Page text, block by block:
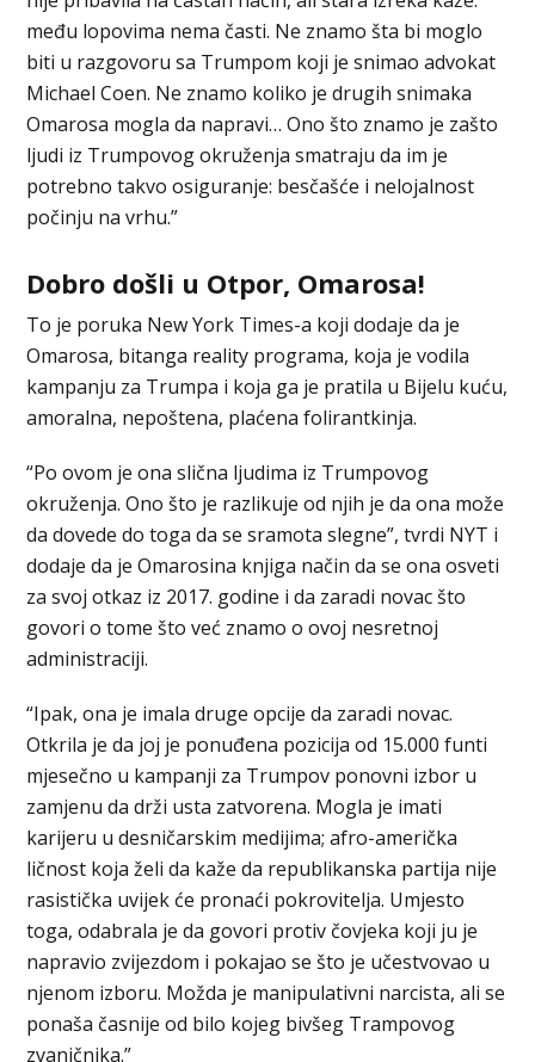
među lopovima nema časti. Ne znamo šta bi moglo
biti u razgovoru sa Trumpom koji je snimao advokat
Michael Coen. Ne znamo koliko je drugih snimaka
Omarosa mogla da napravi… Ono što znamo je zašto
ljudi iz Trumpovog okruženja smatraju da im je
potrebno takvo osiguranje: besčašće i nelojalnost
počinju na vrhu.”
Dobro došli u Otpor, Omarosa!
To je poruka New York Times-a koji dodaje da je
Omarosa, bitanga reality programa, koja je vodila
kampanju za Trumpa i koja ga je pratila u Bijelu kuću,
amoralna, nepoštena, plaćena folirantkinja.
“Po ovom je ona slična ljudima iz Trumpovog
okruženja. Ono što je razlikuje od njih je da ona može
da dovede do toga da se sramota slegne”, tvrdi NYT i
dodaje da je Omarosina knjiga način da se ona osveti
za svoj otkaz iz 2017. godine i da zaradi novac što
govori o tome što već znamo o ovoj nesretnoj
administraciji.
“Ipak, ona je imala druge opcije da zaradi novac.
Otkrila je da joj je ponuđena pozicija od 15.000 funti
mjesečno u kampanji za Trumpov ponovni izbor u
zamjenu da drži usta zatvorena. Mogla je imati
karijeru u desničarskim medijima; afro-američka
ličnost koja želi da kaže da republikanska partija nije
rasistička uvijek će pronaći pokrovitelja. Umjesto
toga, odabrala je da govori protiv čovjeka koji ju je
napravio zvijezdom i pokajao se što je učestvovao u
njenom izboru. Možda je manipulativni narcista, ali se
ponaša časnije od bilo kojeg bivšeg Trampovog
zvaničnika.”